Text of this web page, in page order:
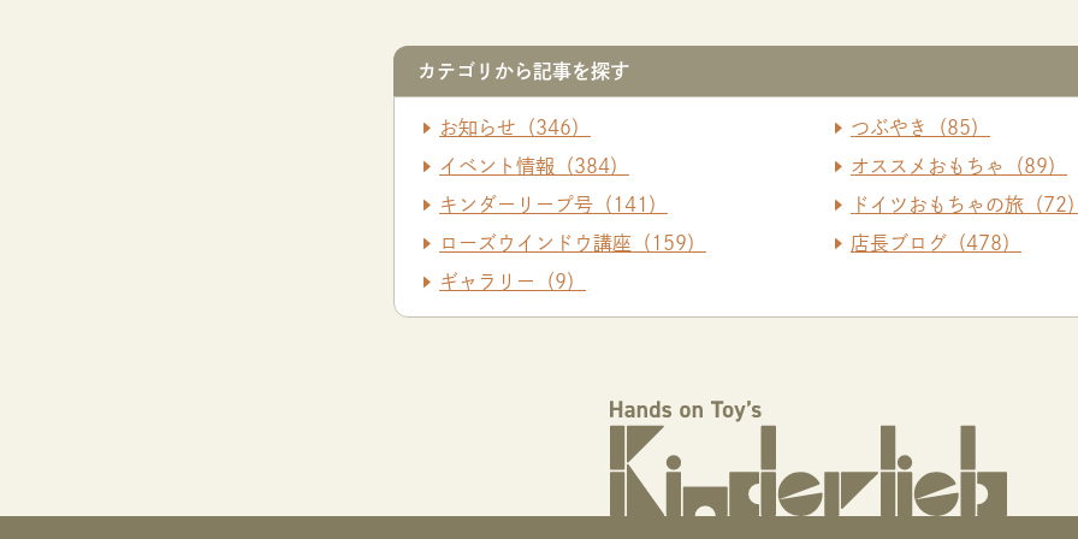
カテゴリから記事を探す
お知らせ（346）
つぶやき（85）
イベント情報（384）
オススメおもちゃ（89）
キンダーリープ号（141）
ドイツおもちゃの旅（72
ローズウインドウ講座（159）
店長ブログ（478）
ギャラリー（9）